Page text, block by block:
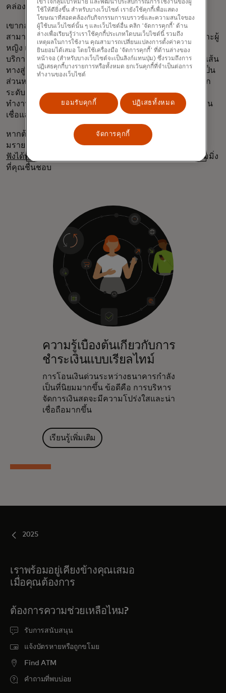
คล่องตัวยิ่งขึ้น
เขากล่าวว่า การเปิดใช้งานธุรกรรมที่รวดเร็วและง่ายดาย
สามารถเปิดโอกาสให้กลุ่มประชากรที่ด้อยโอกาส โดยเฉพาะผู้
หญิง เยาวชน และประชาชนที่มีรายได้น้อยมาก Access
บริการธนาคารขั้นพื้นฐานได้ และยังช่วยให้พวกเขาเริ่มต้นเส้น
ทางสู่ความมั่นคงทางการเงินได้อีกด้วย เขากล่าวว่า “การเป็น
ส่วนหนึ่งของโลกดิจิทัลและระบบนิเวศทางการเงินจะช่วยยก
ระดับความรู้ทางการเงิน” “มันช่วยเสริมสร้างประวัติการ
ทำงานที่ดีของบุคคล ซึ่งสามารถนำมาใช้ในการพิจารณาสิน
เชื่อและการปล่อยกู้ได้”
หากต้องการฟังเรื่องราวเพิ่มเติมจากเรย์โนลด์ สามารถสตรี
มรายการ
“What's Next In” ได้ที่นี่หรือสมัครรับข้อมูล
ฟังได้ทาง Apple Podcasts,
หรือแพลตฟอร์มสตรีมมิ่ง
ที่คุณชื่นชอบ
ความรู้เบื้องต้นเกี่ยวกับการ
ชำระเงินแบบเรียลไทม์
การโอนเงินด่วนระหว่างธนาคารกำลัง
เป็นที่นิยมมากขึ้น ข้อดีคือ การบริหาร
จัดการเงินสดจะมีความโปร่งใสและน่า
เชื่อถือมากขึ้น
เรียนรู้เพิ่มเติม
2025
เราพร้อมอยู่เคียงข้างคุณเสมอ
เมื่อคุณต้องการ
ต้องการความช่วยเหลือไหม?
รับการสนับสนุน
แจ้งบัตรหายหรือถูกขโมย
Find ATM
คำถามที่พบบ่อย
เข้าใจกลุ่มเป้าหมาย และพัฒนาประสบการณ์การใช้งานของผู้
ใช้ให้ดียิ่งขึ้น สำหรับบางเว็บไซต์ เรายังใช้คุกกี้เพื่อแสดง
โฆษณาที่สอดคล้องกับกิจกรรมการเบราวซ์และความสนใจของ
ผู้ใช้บนเว็บไซต์นั้น ๆ และเว็บไซต์อื่น คลิก 'จัดการคุกกี้' ด้าน
ล่างเพื่อเรียนรู้ว่าเราใช้คุกกี้ประเภทใดบนเว็บไซต์นี้ รวมถึง
เหตุผลในการใช้งาน คุณสามารถเปลี่ยนแปลงการตั้งค่าความ
ยินยอมได้เสมอ โดยใช้เครื่องมือ 'จัดการคุกกี้' ที่ด้านล่างของ
หน้าจอ (สำหรับบางเว็บไซต์จะเป็นลิงก์แทนปุ่ม) ซึ่งรวมถึงการ
ปฏิเสธคุกกี้บางรายการหรือทั้งหมด ยกเว้นคุกกี้ที่จำเป็นต่อการ
ทำงานของเว็บไซต์
ยอมรับคุกกี้ ปฏิเสธทั้งหมด
จัดการคุกกี้